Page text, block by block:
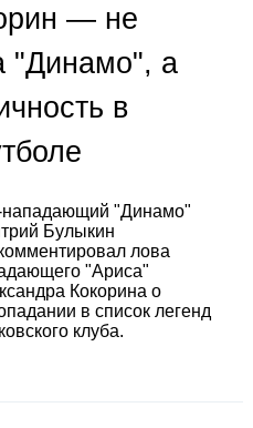
— не
"Динамо", а
в
нападающий "Динамо"
Булыкин
лова
"Ариса"
Кокорина о
в список легенд
клуба.